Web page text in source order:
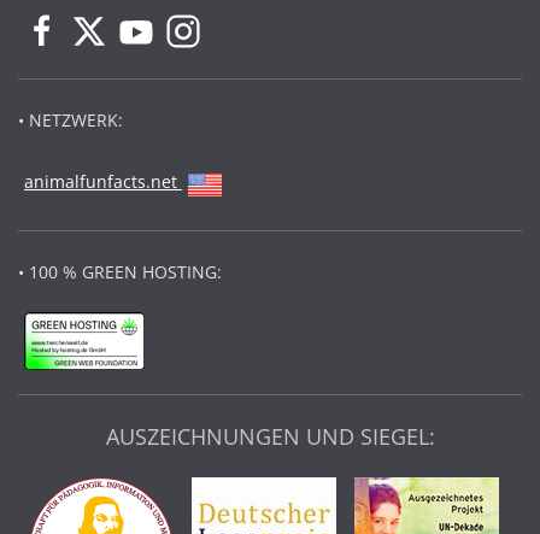
• NETZWERK:
animalfunfacts.net
• 100 % GREEN HOSTING:
AUSZEICHNUNGEN UND SIEGEL: